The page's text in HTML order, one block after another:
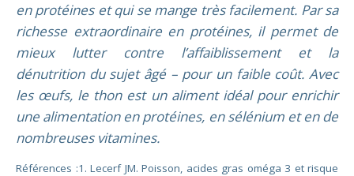
en protéines et qui se mange très facilement. Par sa
richesse extraordinaire en protéines, il permet de
mieux lutter contre l’affaiblissement et la
dénutrition du sujet âgé – pour un faible coût. Avec
les œufs, le thon est un aliment idéal pour enrichir
une alimentation en protéines, en sélénium et en de
nombreuses vitamines.
Références :1. Lecerf JM. Poisson, acides gras oméga 3 et risque